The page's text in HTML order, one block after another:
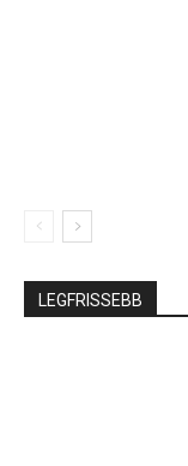
LEGFRISSEBB